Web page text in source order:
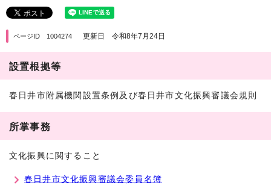
ページID 1004274 更新日 令和8年7月24日
設置根拠等
春日井市附属機関設置条例及び春日井市文化振興審議会規則
所掌事務
文化振興に関すること
春日井市文化振興審議会委員名簿